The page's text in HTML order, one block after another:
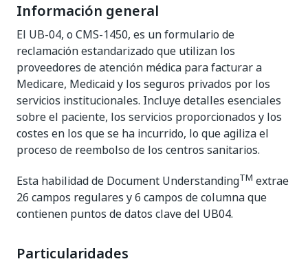
Información general
El UB-04, o CMS-1450, es un formulario de
reclamación estandarizado que utilizan los
proveedores de atención médica para facturar a
Medicare, Medicaid y los seguros privados por los
servicios institucionales. Incluye detalles esenciales
sobre el paciente, los servicios proporcionados y los
costes en los que se ha incurrido, lo que agiliza el
proceso de reembolso de los centros sanitarios.
Esta habilidad de Document UnderstandingTM extrae
26 campos regulares y 6 campos de columna que
contienen puntos de datos clave del UB04.
Particularidades